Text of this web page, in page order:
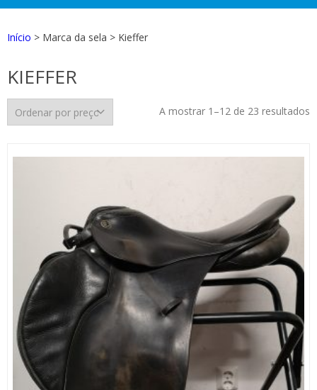
Início > Marca da sela > Kieffer
KIEFFER
A mostrar 1–12 de 23 resultados